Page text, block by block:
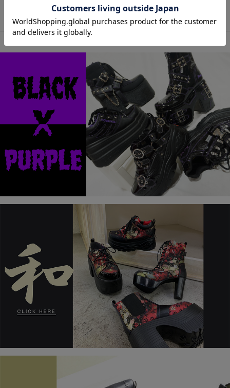
この商品に関するお問い合わせ